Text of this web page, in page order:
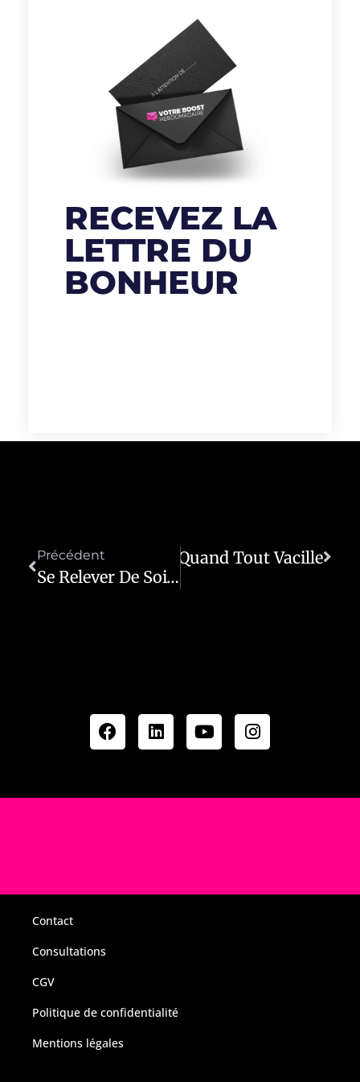
RECEVEZ LA
LETTRE DU
BONHEUR
Précédent
Se Relever De Soi-Même
SuivantSe Relever Quand Tout Vacille
Contact
Consultations
CGV
Politique de confidentialité
Mentions légales